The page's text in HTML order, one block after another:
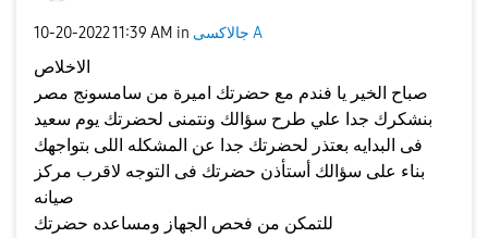
‎10-20-202211:39 AM in جالاكسى A
الاخلاص
صباح الخير يا فندم مع حضرتك اميرة من سامسونج مصر
بنشكرك جدا علي طرح سؤالك ونتمنى لحضرتك يوم سعيد
فى البدايه بعتذر لحضرتك جدا عن المشكله اللى بتواجهك
بناء على سؤالك أستأذن حضرتك فى التوجه لاقرب مركز